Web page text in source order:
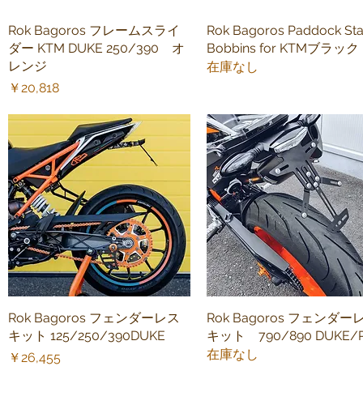
クイックビュー
Rok Bagoros フレームスライ
ダー KTM DUKE 250/390 オ
レンジ
価格
￥20,818
クイックビュー
Rok Bagoros Paddock
Bobbins for KTMブラック
在庫なし
クイックビュー
Rok Bagoros フェンダーレス
キット 125/250/390DUKE
価格
￥26,455
クイックビュー
Rok Bagoros フェンダー
キット 790/890 DUKE/
在庫なし